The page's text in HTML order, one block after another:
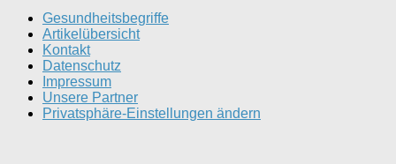
Gesundheitsbegriffe
Artikelübersicht
Kontakt
Datenschutz
Impressum
Unsere Partner
Privatsphäre-Einstellungen ändern